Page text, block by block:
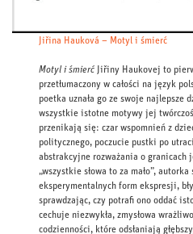
Jiřina Hauková – Motyl i śmierć
Motyl i śmierć Jiřiny Haukovej to
przetłumaczony w całości na język
poetka uznała go ze swoje najlepsze
wszystkie istotne motywy jej
przenikają się: czar wspomnień z
politycznego, poczucie pustki po
abstrakcyjne rozważania o granicach
„wszystkie słowa to za mało”,
eksperymentalnych form ekspresji,
sprawdzając, czy potrafi ono oddać
cechuje niezwykła, zmysłowa
codzienności, które odsłaniają